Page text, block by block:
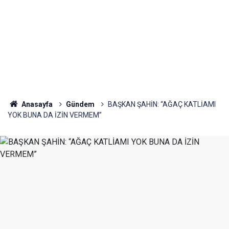
Anasayfa Gündem
BAŞKAN ŞAHİN: “AĞAÇ KATLİAMI
YOK BUNA DA İZİN VERMEM”